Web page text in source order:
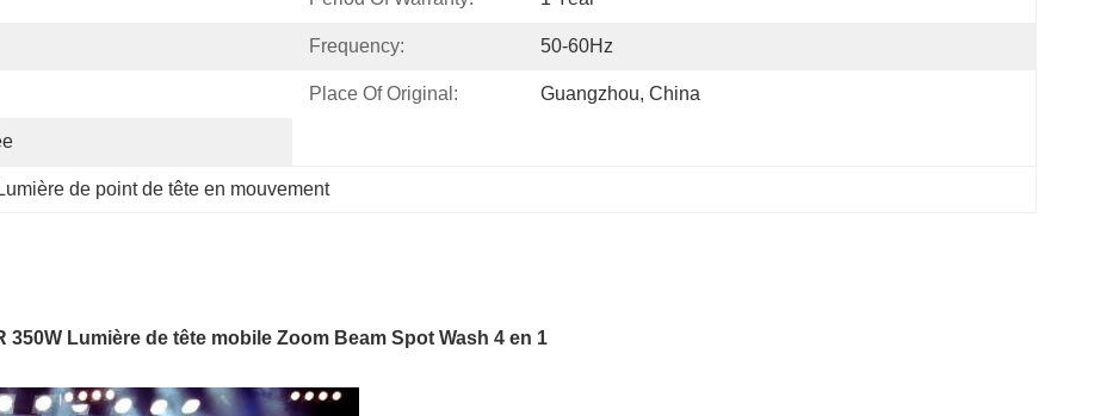
Frequency: 50-60Hz
Place Of Original: Guangzhou, China
Lumière de point de tête en mouvement
Lumière de tête mobile Zoom Beam Spot Wash 4 en 1